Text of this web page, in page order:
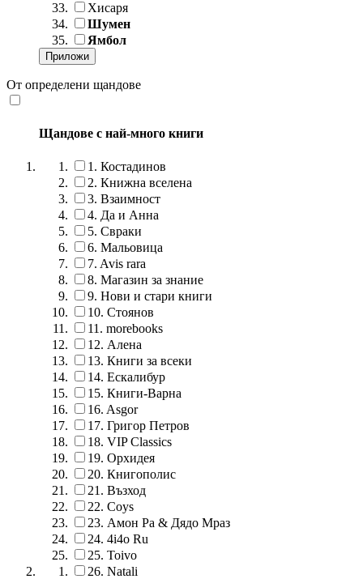
Хисаря
Шумен
Ямбол
От определени щандове
Щандове с най-много книги
1. Костадинов
2. Книжна вселена
3. Взаимност
4. Да и Анна
5. Свраки
6. Мальовица
7. Avis rara
8. Магазин за знание
9. Нови и стари книги
10. Стоянов
11. morebooks
12. Алена
13. Книги за всеки
14. Ескалибур
15. Книги-Варна
16. Asgor
17. Григор Петров
18. VIP Classics
19. Орхидея
20. Книгополис
21. Възход
22. Coys
23. Амон Ра & Дядо Мраз
24. 4i4o Ru
25. Toivo
26. Natali